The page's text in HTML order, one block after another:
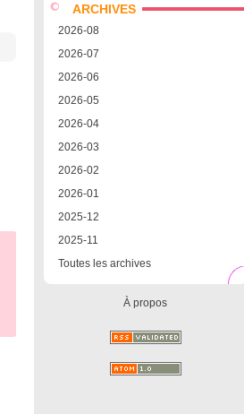
ARCHIVES
2026-08
2026-07
2026-06
2026-05
2026-04
2026-03
2026-02
2026-01
2025-12
2025-11
Toutes les archives
À propos